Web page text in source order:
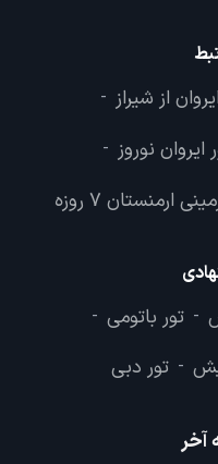
از شیراز -
ایروان نوروز -
ارمنستان 7 روزه
- تور باتومی -
- تور دبی
آخر